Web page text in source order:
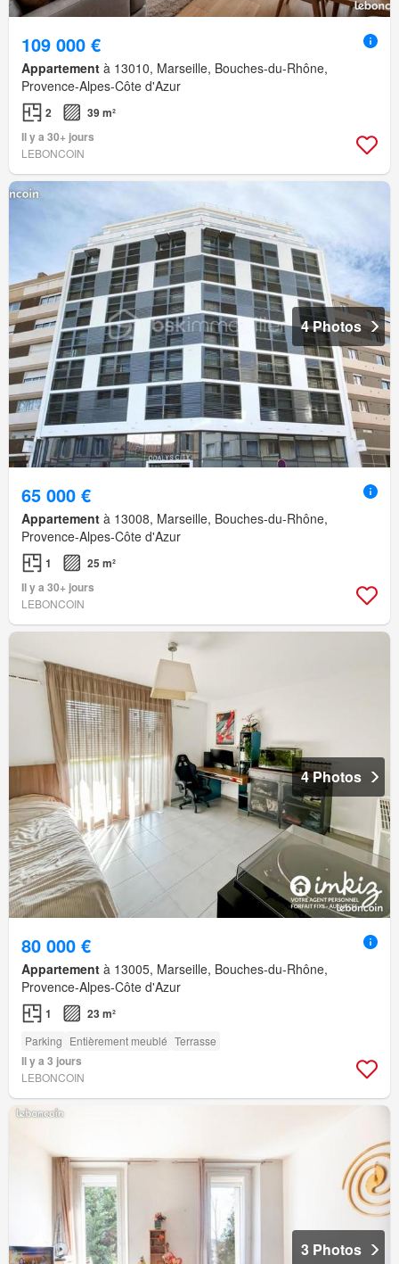
109 000 €
Appartement à 13010, Marseille, Bouches-du-Rhône,
Provence-Alpes-Côte d'Azur
2
39 m²
Il y a 30+ jours
LEBONCOIN
4 Photos
65 000 €
Appartement à 13008, Marseille, Bouches-du-Rhône,
Provence-Alpes-Côte d'Azur
1
25 m²
Il y a 30+ jours
LEBONCOIN
4 Photos
80 000 €
Appartement à 13005, Marseille, Bouches-du-Rhône,
Provence-Alpes-Côte d'Azur
1 23 m²
Parking Entièrement meublé Terrasse
Il y a 3 jours
LEBONCOIN
3 Photos